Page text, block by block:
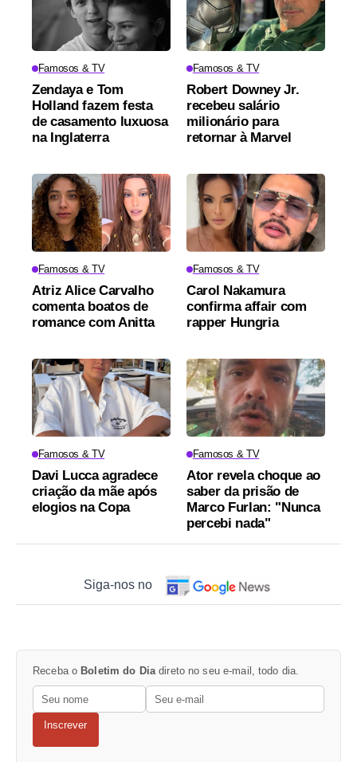
Famosos & TV
Zendaya e Tom
Holland fazem festa
de casamento luxuosa
na Inglaterra
Famosos & TV
Robert Downey Jr.
recebeu salário
milionário para
retornar à Marvel
Famosos & TV
Atriz Alice Carvalho
comenta boatos de
romance com Anitta
Famosos & TV
Carol Nakamura
confirma affair com
rapper Hungria
Famosos & TV
Davi Lucca agradece
criação da mãe após
elogios na Copa
Famosos & TV
Ator revela choque ao
saber da prisão de
Marco Furlan: "Nunca
percebi nada"
Siga-nos no
Receba o Boletim do Dia direto no seu e-mail, todo dia.
Inscrever